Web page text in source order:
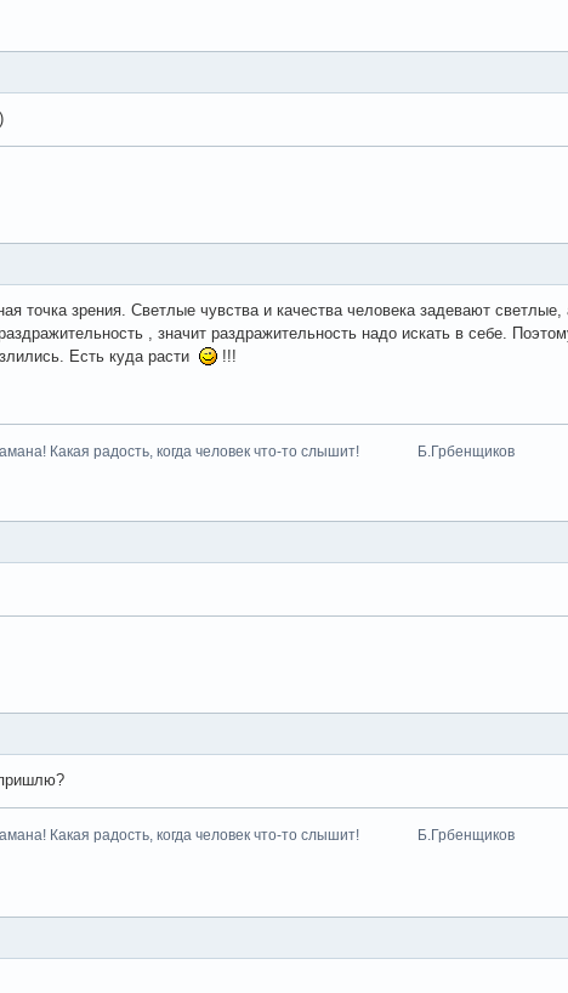
точка зрения. Светлые чувства и качества человека задевают
, значит раздражительность надо искать в себе.
Есть куда расти
!!!
Какая радость, когда человек что-то слышит! Б.Грбенщиков
Какая радость, когда человек что-то слышит! Б.Грбенщиков